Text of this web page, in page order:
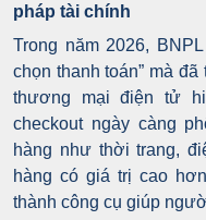
pháp tài chính
Trong năm 2026,
chọn thanh toán” mà
thương mại điện tử
checkout ngày càng
hàng như thời trang,
hàng có giá trị cao
thành công cụ giúp